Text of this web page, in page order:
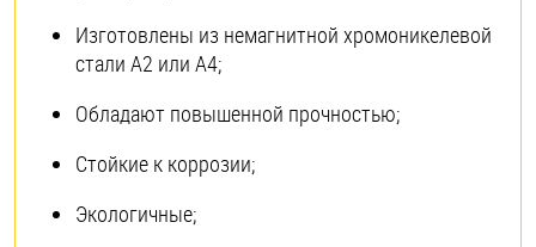
Изготовлены из немагнитной хромоникелевой
стали А2 или А4;
Обладают повышенной прочностью;
Стойкие к коррозии;
Экологичные;